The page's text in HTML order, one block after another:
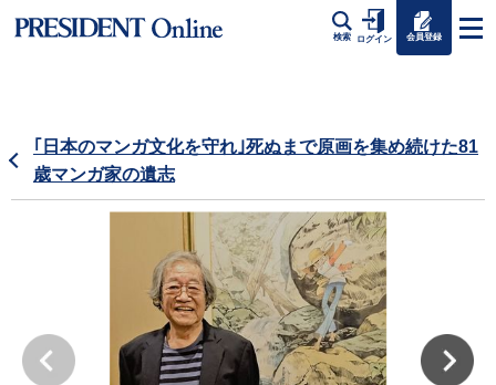
検索 ログイン 会員登録
｢日本のマンガ文化を守れ｣死ぬまで原画を集め続けた81
歳マンガ家の遺志